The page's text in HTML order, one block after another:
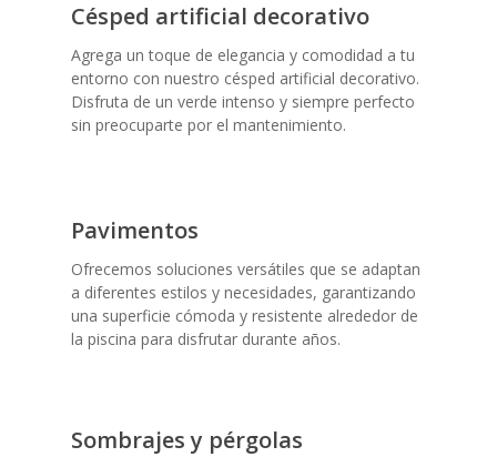
Césped artificial decorativo
Agrega un toque de elegancia y comodidad a tu
entorno con nuestro césped artificial decorativo.
Disfruta de un verde intenso y siempre perfecto
sin preocuparte por el mantenimiento.
Pavimentos
Ofrecemos soluciones versátiles que se adaptan
a diferentes estilos y necesidades, garantizando
una superficie cómoda y resistente alrededor de
la piscina para disfrutar durante años.
Sombrajes y pérgolas